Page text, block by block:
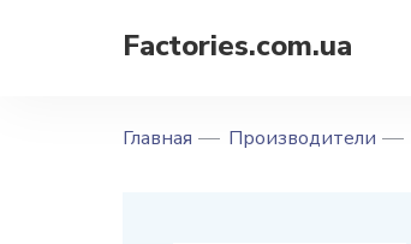
Factories.com.ua
Главная Производители